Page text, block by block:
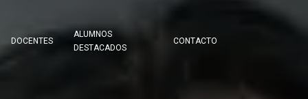
DOCENTES
ALUMNOS
DESTACADOS
CONTACTO